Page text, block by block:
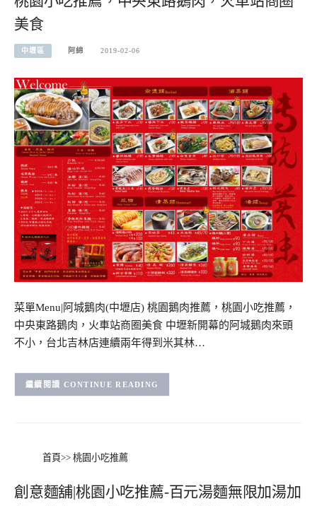
美食
中壢區 阿綿 2019-02-06
菜單Menu|阿城鵝肉(中壢店) 桃園鵝肉推薦，桃園小吃推薦，
中央東路鵝肉，火車站商圈美食 中壢新開幕的阿城鵝肉來頭
不小，台北吉林店連續兩年得到米其林…
CONTINUE READING
首頁>> 桃園小吃推薦
創意麵舖|桃園小吃推薦-百元湯麵無限加湯加